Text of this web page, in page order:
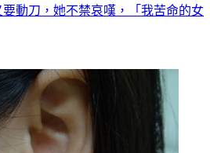
動刀，她不禁哀嘆，「我苦命的女